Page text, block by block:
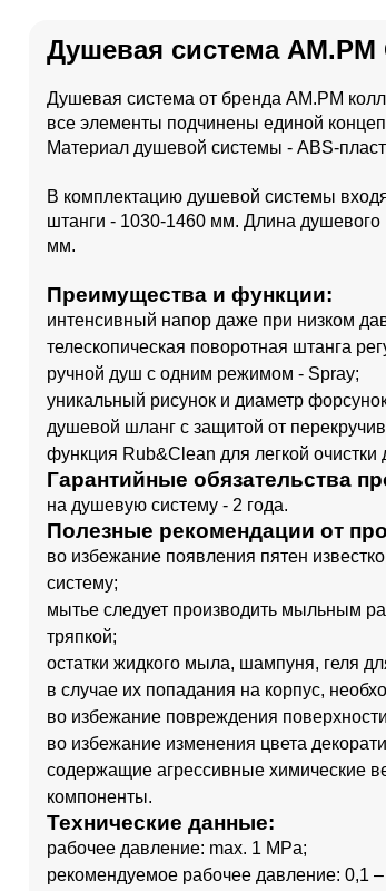
Душевая система AM.PM
Душевая система от бренда AM.PM
все элементы подчинены единой
Материал душевой системы - ABS-
В комплектацию душевой системы
штанги - 1030-1460 мм. Длина
мм.
Преимущества и функции:
интенсивный напор даже при низком
телескопическая поворотная штанга
ручной душ с одним режимом - Spray;
уникальный рисунок и диаметр
душевой шланг с защитой от
функция Rub&Clean для легкой
Гарантийные обязательства
на душевую систему - 2 года.
Полезные рекомендации от
во избежание появления пятен
систему;
мытье следует производить мыльным
тряпкой;
остатки жидкого мыла, шампуня, геля
в случае их попадания на корпус,
во избежание повреждения
во избежание изменения цвета
содержащие агрессивные химические
компоненты.
Технические данные:
рабочее давление: max. 1 MPa;
рекомендуемое рабочее давление: 0,1